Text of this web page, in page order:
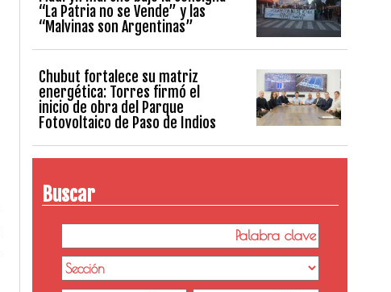
“La Patria no se Vende” y las
“Malvinas son Argentinas”
Chubut fortalece su matriz
energética: Torres firmó el
inicio de obra del Parque
Fotovoltaico de Paso de Indios
Buscar